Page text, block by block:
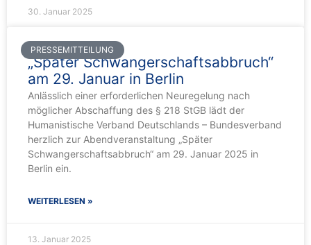
30. Januar 2025
PRESSEMITTEILUNG
„Später Schwangerschaftsabbruch“
am 29. Januar in Berlin
Anlässlich einer erforderlichen Neuregelung nach
möglicher Abschaffung des § 218 StGB lädt der
Humanistische Verband Deutschlands – Bundesverband
herzlich zur Abendveranstaltung „Später
Schwangerschaftsabbruch“ am 29. Januar 2025 in
Berlin ein.
WEITERLESEN »
13. Januar 2025